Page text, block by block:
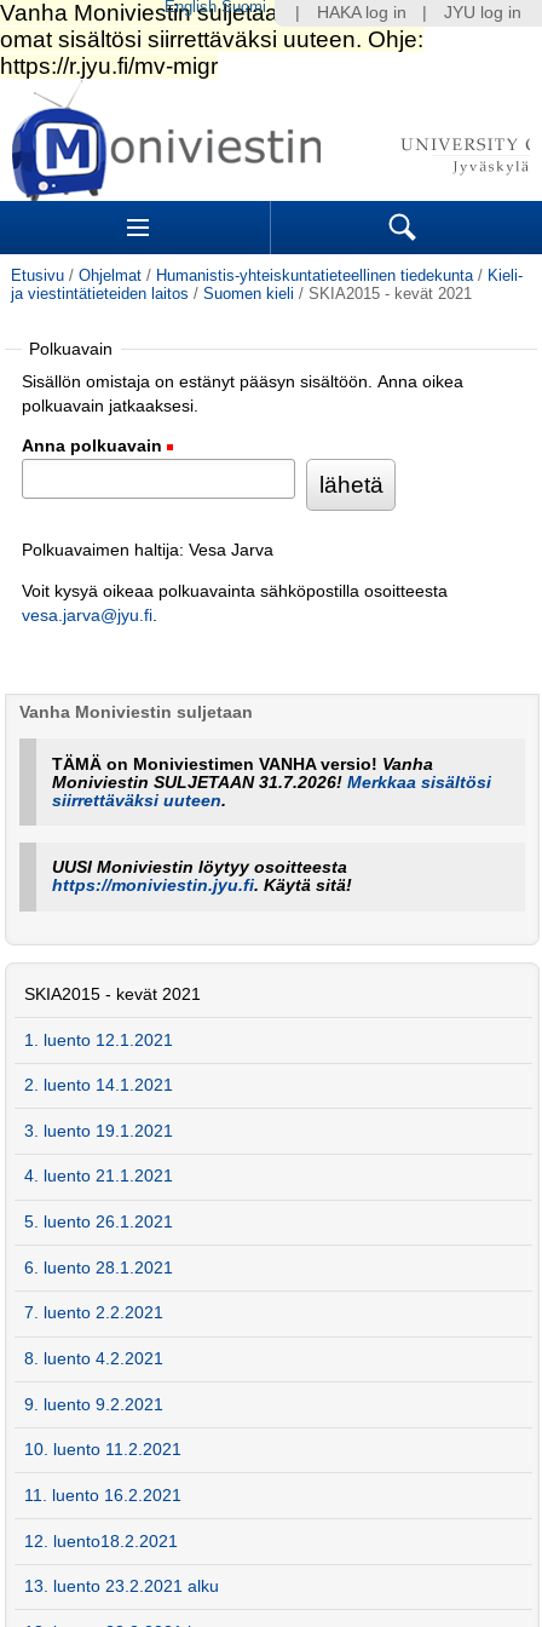
Siirry
sisältöön.
|
Siirry
navigointiin
Sections Search
Etusivu / Ohjelmat / Humanistis-yhteiskuntatieteellinen tiedekunta / Kieli-
ja viestintätieteiden laitos / Suomen kieli / SKIA2015 - kevät 2021
Polkuavain
Sisällön omistaja on estänyt pääsyn sisältöön. Anna oikea
polkuavain jatkaaksesi.
Anna polkuavain
Polkuavaimen haltija: Vesa Jarva
Voit kysyä oikeaa polkuavainta sähköpostilla osoitteesta
vesa.jarva@jyu.fi.
Vanha Moniviestin suljetaan
TÄMÄ on Moniviestimen VANHA versio! Vanha
Moniviestin SULJETAAN 31.7.2026!Merkkaa sisältösi
siirrettäväksi uuteen.
UUSI Moniviestin löytyy osoitteesta
https://moniviestin.jyu.fi. Käytä sitä!
SKIA2015 - kevät 2021
1. luento 12.1.2021
2. luento 14.1.2021
3. luento 19.1.2021
4. luento 21.1.2021
5. luento 26.1.2021
6. luento 28.1.2021
7. luento 2.2.2021
8. luento 4.2.2021
9. luento 9.2.2021
10. luento 11.2.2021
11. luento 16.2.2021
12. luento18.2.2021
13. luento 23.2.2021 alku
HAKA log in JYU log in
English Suomi